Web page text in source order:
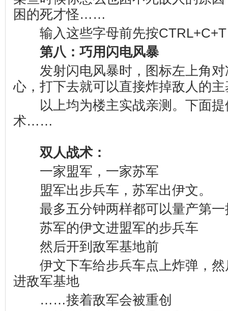
困的死才怪……
输入这些字母前先按CTRL+C+T
第八：巧用闪电风暴
发射闪电风暴时，图标左上角对
心，打下去就可以直接炸掉敌人的
以上均为楼主实战亲测。下面提
术……
双人战术：
一家盟军，一家苏军
盟军出步兵车，苏军出伊文。
最多五分钟两样都可以量产第一
苏军的伊文进盟军的步兵车
然后开到敌军基地前
伊文下车给步兵车点上炸弹，然
进敌军基地
……接着敌军会被重创